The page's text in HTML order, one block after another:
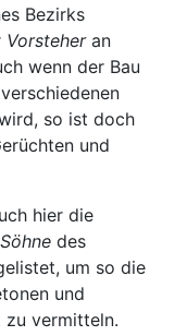
Bezirks
Vorsteheran
wenn der Bau
so ist doch
und
hier die
Söhne des
um so die
und
vermitteln.